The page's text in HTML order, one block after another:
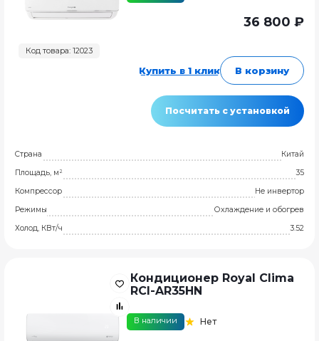
Код товара: 12023
36 800 ₽
Купить в 1 клик В корзину
Посчитать с установкой
Страна
Китай
Площадь, м²
35
Компрессор
Не инвертор
Режимы
Охлаждение и обогрев
Холод, КВт/ч
3.52
Кондиционер Royal Clima
RCI-AR35HN
В наличии Нет